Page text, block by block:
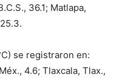
36.1; Matlapa,
se registraron en:
4.6; Tlaxcala, Tlax.,